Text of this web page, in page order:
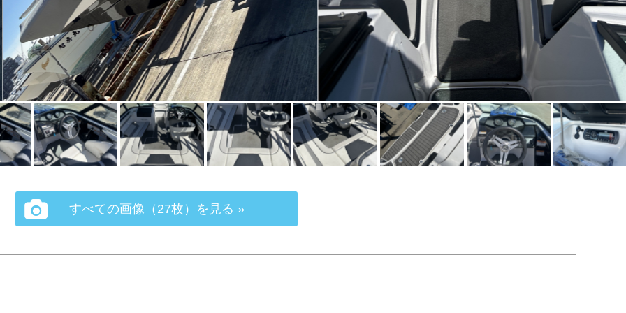
すべての画像（27枚）を見る »